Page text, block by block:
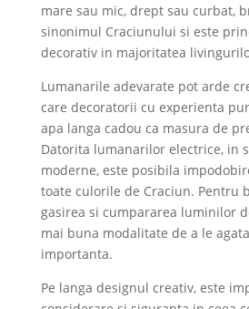
mare sau mic, drept sau curbat,
sinonimul Craciunului si este
decorativ in majoritatea
Lumanarile adevarate pot arde
care decoratorii cu experienta
apa langa cadou ca masura de
Datorita lumanarilor electrice, in
moderne, este posibila
toate culorile de Craciun. Pentru
gasirea si cumpararea luminilor
mai buna modalitate de a le
importanta.
Pe langa designul creativ, este